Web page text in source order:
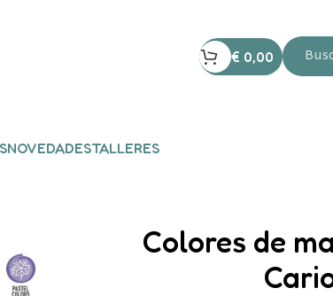
€ 0,00
NOVEDADESTALLERES
Colores de